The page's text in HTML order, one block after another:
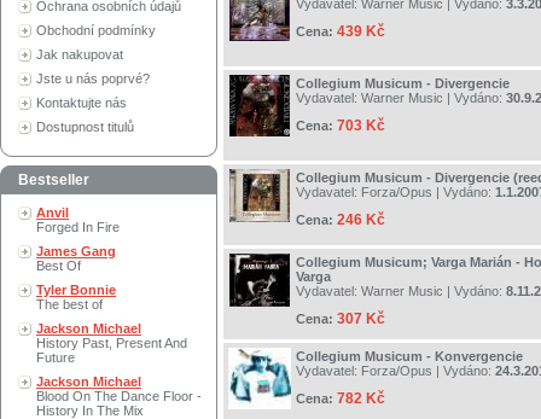
Ochrana osobních údajů
Obchodní podmínky
Jak nakupovat
Jste u nás poprvé?
Kontaktujte nás
Dostupnost titulů
Bestseller
Anvil
Forged In Fire
James Gang
Best Of
Tyler Bonnie
The best of
Jackson Michael
History Past, Present And
Future
Jackson Michael
Blood On The Dance Floor -
History In The Mix
Vydavatel: Warner Music | Vydáno:
Cena: 439 Kč
Collegium Musicum - Divergencie
Vydavatel: Warner Music | Vydáno:
Cena: 703 Kč
Collegium Musicum - Divergencie
Vydavatel: Forza/Opus | Vydáno:
Cena: 246 Kč
Collegium Musicum; Varga Marián -
Varga
Vydavatel: Warner Music | Vydáno:
Cena: 307 Kč
Collegium Musicum - Konvergencie
Vydavatel: Forza/Opus | Vydáno:
Cena: 782 Kč